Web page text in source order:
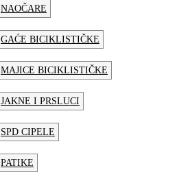
NAOČARE
GAĆE BICIKLISTIČKE
MAJICE BICIKLISTIČKE
JAKNE I PRSLUCI
SPD CIPELE
PATIKE